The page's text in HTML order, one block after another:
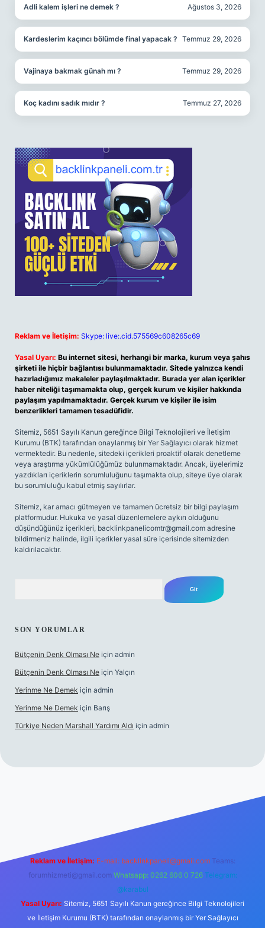
Adli kalem işleri ne demek ? Ağustos 3, 2026
Kardeslerim kaçıncı bölümde final yapacak ? Temmuz 29, 2026
Vajinaya bakmak günah mı ? Temmuz 29, 2026
Koç kadını sadık mıdır ? Temmuz 27, 2026
Reklam ve İletişim: Skype: live:.cid.575569c608265c69
Yasal Uyarı: Bu internet sitesi, herhangi bir marka, kurum veya şahıs
şirketi ile hiçbir bağlantısı bulunmamaktadır. Sitede yalnızca kendi
hazırladığımız makaleler paylaşılmaktadır. Burada yer alan içerikler
haber niteliği taşımamakta olup, gerçek kurum ve kişiler hakkında
paylaşım yapılmamaktadır. Gerçek kurum ve kişiler ile isim
benzerlikleri tamamen tesadüfidir.
Sitemiz, 5651 Sayılı Kanun gereğince Bilgi Teknolojileri ve İletişim
Kurumu (BTK) tarafından onaylanmış bir Yer Sağlayıcı olarak hizmet
vermektedir. Bu nedenle, sitedeki içerikleri proaktif olarak denetleme
veya araştırma yükümlülüğümüz bulunmamaktadır. Ancak, üyelerimiz
yazdıkları içeriklerin sorumluluğunu taşımakta olup, siteye üye olarak
bu sorumluluğu kabul etmiş sayılırlar.
Sitemiz, kar amacı gütmeyen ve tamamen ücretsiz bir bilgi paylaşım
platformudur. Hukuka ve yasal düzenlemelere aykırı olduğunu
düşündüğünüz içerikleri, backlinkpanelicomtr@gmail.com adresine
bildirmeniz halinde, ilgili içerikler yasal süre içerisinde sitemizden
kaldırılacaktır.
SON YORUMLAR
Bütçenin Denk Olması Ne için admin
Bütçenin Denk Olması Ne için Yalçın
Yerinme Ne Demek için admin
Yerinme Ne Demek için Barış
Türkiye Neden Marshall Yardımı Aldı için admin
hiltonbet yeni giriş
Reklam ve İletişim: E-mail: backlinkpaneli@gmail.com Teams:
forumhizmeti@gmail.com Whatsapp: 0262 606 0 726 Telegram:
@karabul
Yasal Uyarı: Sitemiz, 5651 Sayılı Kanun gereğince Bilgi Teknolojileri
ve İletişim Kurumu (BTK) tarafından onaylanmış bir Yer Sağlayıcı